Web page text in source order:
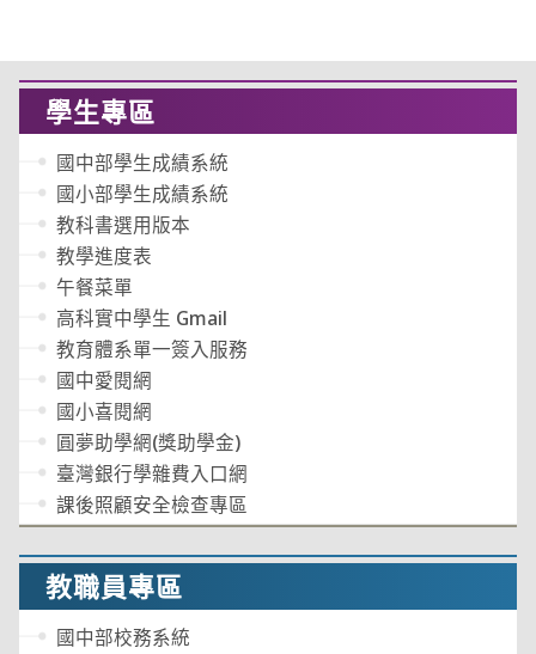
學生專區
國中部學生成績系統
國小部學生成績系統
教科書選用版本
教學進度表
午餐菜單
高科實中學生 Gmail
教育體系單一簽入服務
國中愛閱網
國小喜閱網
圓夢助學網(獎助學金)
臺灣銀行學雜費入口網
課後照顧安全檢查專區
教職員專區
國中部校務系統